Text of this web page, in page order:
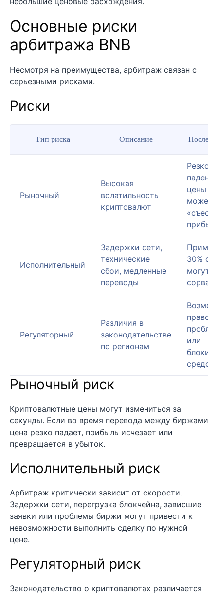
Основные риски
арбитража BNB
Несмотря на преимущества, арбитраж связан с
серьёзными рисками.
Риски
Тип риска Описание
Рыночный
Высокая
волатильность
криптовалют
Резкое
падение
цены
может
Исполнительный
Задержки сети,
технические
сбои, медленные
переводы
30%
могут
Регуляторный
Различия в
законодательстве
по регионам
или
средств
Рыночный риск
Криптовалютные цены могут измениться за
секунды. Если во время перевода между биржами
цена резко падает, прибыль исчезает или
превращается в убыток.
Исполнительный риск
Арбитраж критически зависит от скорости.
Задержки сети, перегрузка блокчейна, зависшие
заявки или проблемы биржи могут привести к
невозможности выполнить сделку по нужной
цене.
Регуляторный риск
Законодательство о криптовалютах различается